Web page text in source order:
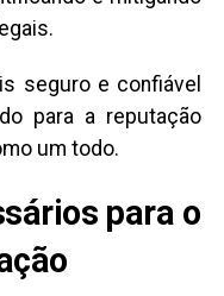
seguro e confiável
para a reputação
um todo.
para o